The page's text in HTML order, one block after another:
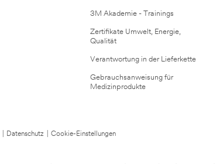
3M Akademie - Trainings
Zertifikate Umwelt, Energie,
Qualität
Verantwortung in der Lieferkette
Gebrauchsanweisung für
Medizinprodukte
Datenschutz
Cookie-Einstellungen